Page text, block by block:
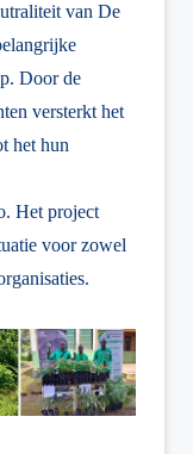
van De
Door de
versterkt het
het hun
Het project
voor zowel